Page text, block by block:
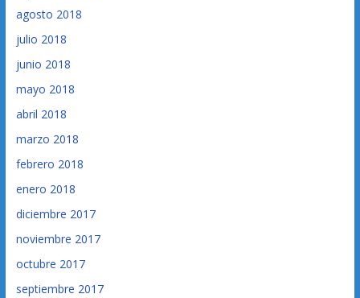
agosto 2018
julio 2018
junio 2018
mayo 2018
abril 2018
marzo 2018
febrero 2018
enero 2018
diciembre 2017
noviembre 2017
octubre 2017
septiembre 2017